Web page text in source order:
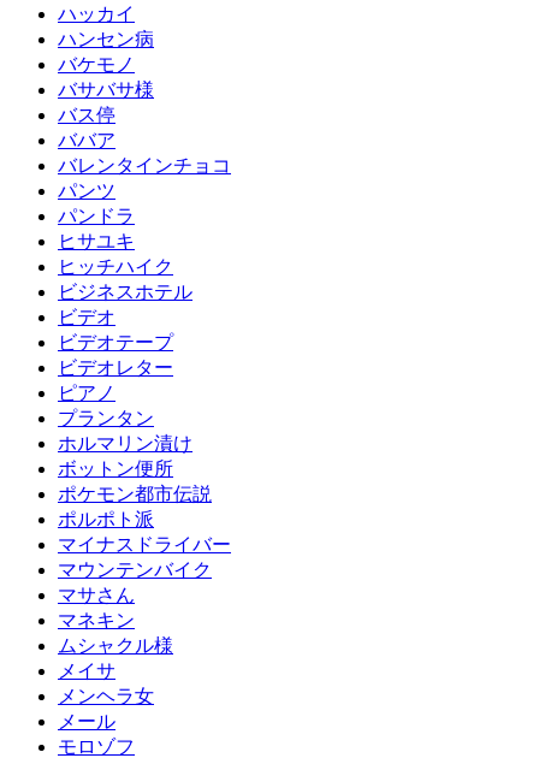
ハッカイ
ハンセン病
バケモノ
バサバサ様
バス停
ババア
バレンタインチョコ
パンツ
パンドラ
ヒサユキ
ヒッチハイク
ビジネスホテル
ビデオ
ビデオテープ
ビデオレター
ピアノ
プランタン
ホルマリン漬け
ボットン便所
ポケモン都市伝説
ポルポト派
マイナスドライバー
マウンテンバイク
マサさん
マネキン
ムシャクル様
メイサ
メンヘラ女
メール
モロゾフ